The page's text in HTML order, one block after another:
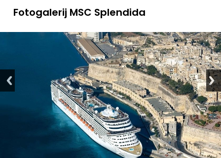
Fotogalerij MSC Splendida